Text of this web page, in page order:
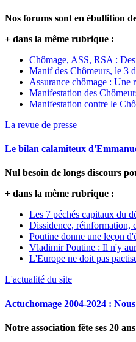
Nos forums sont en ébullition
+ dans la même rubrique :
Chômage, ASS, RSA :
Manif des Chômeurs, le 3
Assurance chômage : Une
Manifestation des
Manifestation contre le
La revue de presse
Le bilan calamiteux
Nul besoin de longs discours
+ dans la même rubrique :
Les 7 péchés capitaux du
Dissidence, réinformation,
Poutine donne une leçon
Vladimir Poutine : Il n'y
L'Europe ne doit pas
L'actualité du site
Actuchomage 2004-2024 :
Notre association fête ses 20